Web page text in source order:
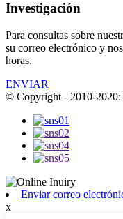
Investigación
Para consultas sobre
su correo electrónico y
horas.
ENVIAR
© Copyright - 2010-2020:
Enviar correo
x